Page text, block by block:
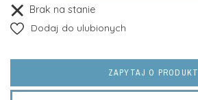
Brak na stanie
Dodaj do ulubionych
ZAPYTAJ O PRODUKT